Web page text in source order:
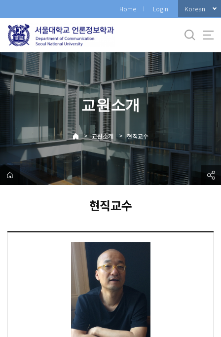
로
메
Home Login Korean
교원소개
> 교원소개 > 현직교수
현직교수